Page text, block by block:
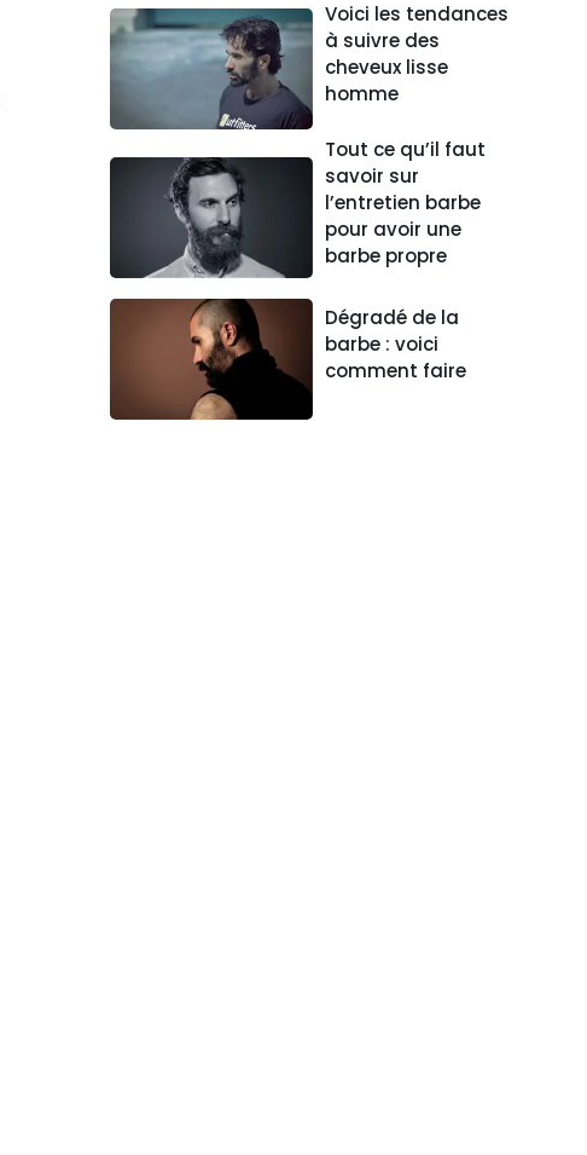
Voici les tendances
à suivre des
cheveux lisse
homme
Tout ce qu’il faut
savoir sur
l’entretien barbe
pour avoir une
barbe propre
Dégradé de la
barbe : voici
comment faire